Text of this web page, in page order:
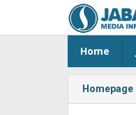
content
Home
Homepage